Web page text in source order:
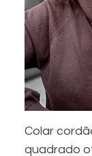
Colar
quadrado